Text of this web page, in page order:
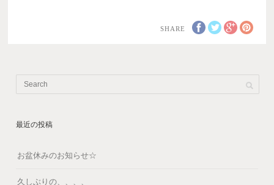
SHARE
最近の投稿
お盆休みのお知らせ☆
久しぶりの、、、、